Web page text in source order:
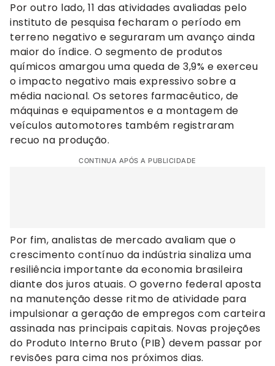
Por outro lado, 11 das atividades avaliadas pelo
instituto de pesquisa fecharam o período em
terreno negativo e seguraram um avanço ainda
maior do índice. O segmento de produtos
químicos amargou uma queda de 3,9% e exerceu
o impacto negativo mais expressivo sobre a
média nacional. Os setores farmacêutico, de
máquinas e equipamentos e a montagem de
veículos automotores também registraram
recuo na produção.
CONTINUA APÓS A PUBLICIDADE
Por fim, analistas de mercado avaliam que o
crescimento contínuo da indústria sinaliza uma
resiliência importante da economia brasileira
diante dos juros atuais. O governo federal aposta
na manutenção desse ritmo de atividade para
impulsionar a geração de empregos com carteira
assinada nas principais capitais. Novas projeções
do Produto Interno Bruto (PIB) devem passar por
revisões para cima nos próximos dias.